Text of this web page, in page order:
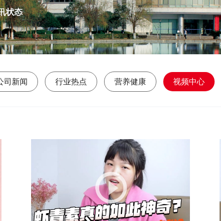
司新闻 行业热点 营养健康 视频中心